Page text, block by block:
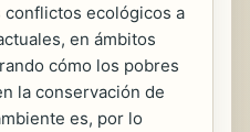
ecológicos a
en ámbitos
cómo los pobres
la conservación de
es, por lo